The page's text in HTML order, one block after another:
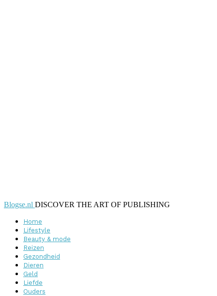
Blogse.nl DISCOVER THE ART OF PUBLISHING
Home
Lifestyle
Beauty & mode
Reizen
Gezondheid
Dieren
Geld
Liefde
Ouders